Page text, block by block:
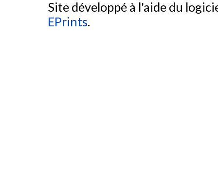
Site développé à l'aide du
EPrints.